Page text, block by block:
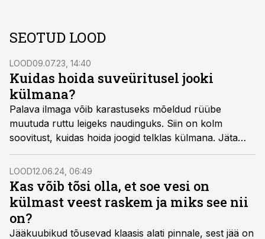
SEOTUD LOOD
LOOD09.07.23, 14:40
Kuidas hoida suveüritusel jooki
külmana?
Palava ilmaga võib karastuseks mõeldud rüübe
muutuda ruttu leigeks naudinguks. Siin on kolm
soovitust, kuidas hoida joogid telklas külmana. Jäta
need järgmiseks suveks meelde!
LOOD12.06.24, 06:49
Kas võib tõsi olla, et soe vesi on
külmast veest raskem ja miks see nii
on?
Jääkuubikud tõusevad klaasis alati pinnale, sest jää on